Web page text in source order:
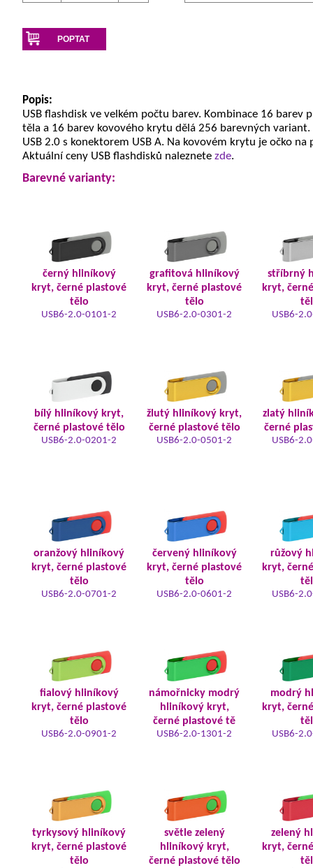
POPTAT
Popis:
USB flashdisk ve velkém počtu barev. Kombinace 16 barev
těla a 16 barev kovového krytu dělá 256 barevných variant.
USB 2.0 s konektorem USB A. Na kovovém krytu je očko na
Aktuální ceny USB flashdisků naleznete zde.
Barevné varianty:
černý hliníkový
kryt, černé plastové
tělo
USB6-2.0-0101-2
grafitová hliníkový
kryt, černé plastové
tělo
USB6-2.0-0301-2
stříbrný
kryt,
USB6-
bílý hliníkový kryt,
černé plastové tělo
USB6-2.0-0201-2
žlutý hliníkový kryt,
černé plastové tělo
USB6-2.0-0501-2
zlatý
černé
USB6-
oranžový hliníkový
kryt, černé plastové
tělo
USB6-2.0-0701-2
červený hliníkový
kryt, černé plastové
tělo
USB6-2.0-0601-2
růžový
kryt,
USB6-
fialový hliníkový
kryt, černé plastové
tělo
USB6-2.0-0901-2
námořnicky modrý
hliníkový kryt,
černé plastové tě
USB6-2.0-1301-2
modrý
kryt,
USB6-
tyrkysový hliníkový
kryt, černé plastové
tělo
světle zelený
hliníkový kryt,
černé plastové tělo
zelený
kryt,